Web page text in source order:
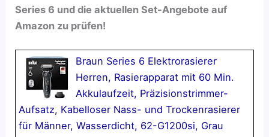
Series 6 und die aktuellen Set-Angebote auf
Amazon zu prüfen!
Braun Series 6 Elektrorasierer
Herren, Rasierapparat mit 60 Min.
Akkulaufzeit, Präzisionstrimmer-
Aufsatz, Kabelloser Nass- und Trockenrasierer
für Männer, Wasserdicht, 62-G1200si, Grau